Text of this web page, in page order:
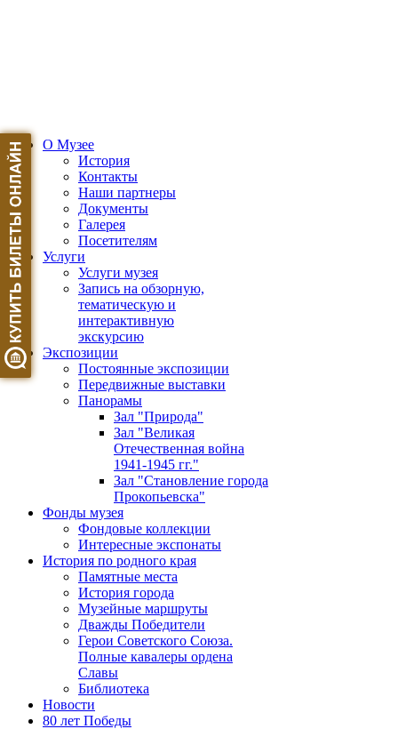
О Музее
История
Контакты
Наши партнеры
Документы
Галерея
Посетителям
Услуги
Услуги музея
Запись на обзорную,
тематическую и
интерактивную
экскурсию
Экспозиции
Постоянные экспозиции
Передвижные выставки
Панорамы
Зал "Природа"
Зал "Великая
Отечественная война
1941-1945 гг."
Зал "Становление города
Прокопьевска"
Фонды музея
Фондовые коллекции
Интересные экспонаты
История по родного края
Памятные места
История города
Музейные маршруты
Дважды Победители
Герои Советского Союза.
Полные кавалеры ордена
Славы
Библиотека
Новости
80 лет Победы